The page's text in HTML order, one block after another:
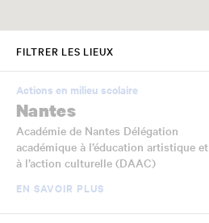
FILTRER LES LIEUX
Actions en milieu scolaire
Nantes
Académie de Nantes Délégation
académique à l’éducation artistique et
à l’action culturelle (DAAC)
EN SAVOIR PLUS